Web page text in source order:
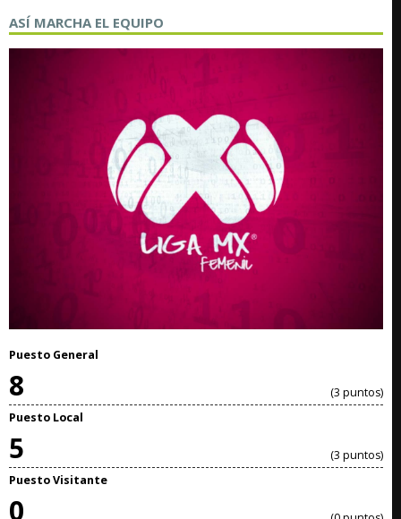
ASÍ MARCHA EL EQUIPO
Puesto General
8
(3 puntos)
Puesto Local
5
(3 puntos)
Puesto Visitante
0